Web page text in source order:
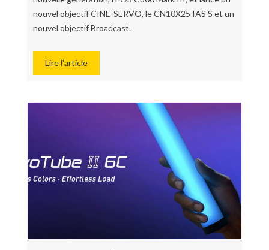
nouvel objectif CINE-SERVO, le CN10X25 IAS S et un
nouvel objectif Broadcast.
Lire l'article